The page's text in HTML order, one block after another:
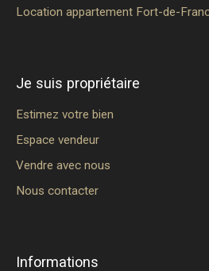
Location appartement Fort-de-
Je suis propriétaire
Estimez votre bien
Espace vendeur
Vendre avec nous
Nous contacter
Informations